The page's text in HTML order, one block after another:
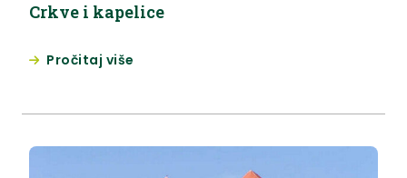
Crkve i kapelice
Pročitaj više